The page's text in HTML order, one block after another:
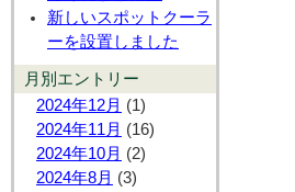
新しいスポットクーラ
ーを設置しました
月別エントリー
2024年12月 (1)
2024年11月 (16)
2024年10月 (2)
2024年8月 (3)